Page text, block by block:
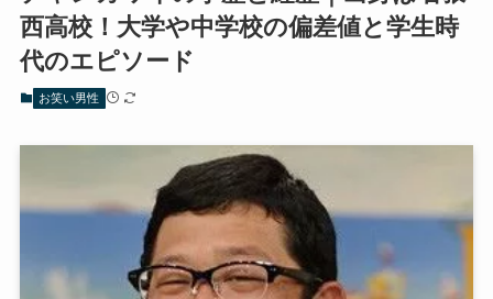
西高校！大学や中学校の偏差値と学生時
代のエピソード
お笑い男性